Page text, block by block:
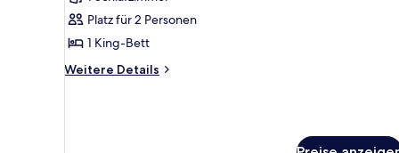
(1st
Floor;Pet
Friendly)
anzeigen
Platz für 2 Personen
1 King-Bett
Weitere Details
Weitere